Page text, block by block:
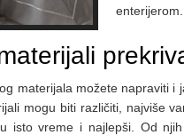
enterijerom.
materijala možete napraviti
mogu biti različiti, najviše
isto vreme i najlepši. Od